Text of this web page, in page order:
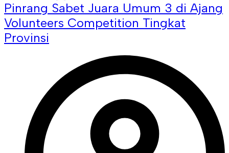
Pinrang Sabet Juara Umum 3 di Ajang
Volunteers Competition Tingkat
Provinsi